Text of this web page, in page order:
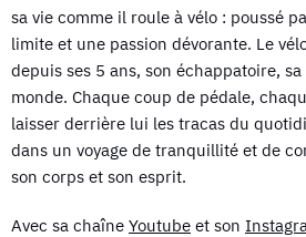
sa vie comme il roule à vélo : poussé
limite et une passion dévorante. Le
depuis ses 5 ans, son échappatoire,
monde. Chaque coup de pédale,
laisser derrière lui les tracas du
dans un voyage de tranquillité et de
son corps et son esprit.
Avec sa chaîne Youtube et son